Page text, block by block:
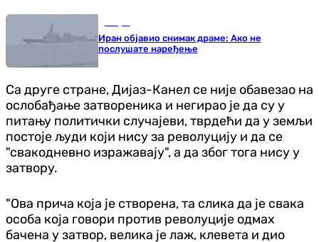
Иран објавио снимак драме: Ако не
послушате наређење
Са друге стране, Дијаз-Канел се није обавезао на
ослобађање затвореника и негирао је да су у
питању политички случајеви, тврдећи да у земљи
постоје људи који нису за револуцију и да се
"свакодневно изражавају", а да због тога нису у
затвору.
"Ова прича која је створена, та слика да је свака
особа која говори против револуције одмах
бачена у затвор, велика је лаж, клевета и дио